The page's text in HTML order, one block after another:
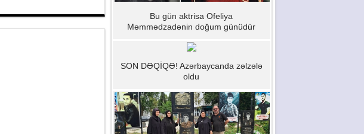
Bu gün aktrisa Ofeliya
Məmmədzadənin doğum günüdür
SON DƏQİQƏ! Azərbaycanda zəlzələ
oldu